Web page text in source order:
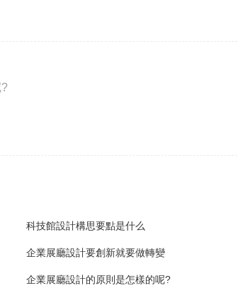
科技館設計構思要點是什么
企業展廳設計要創新就要做轉變
企業展廳設計的原則是怎樣的呢?